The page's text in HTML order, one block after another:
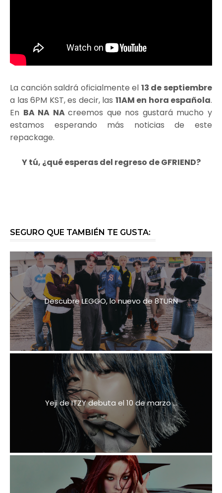
La canción saldrá oficialmente el 13 de septiembre
a las 6PM KST, es decir, las 11AM en hora española.
En BA NA NAcreemos que nos gustará mucho y
estamos esperando más noticias de este
repackage.
Y tú, ¿qué esperas del regreso de GFRIEND?
SEGURO QUE TAMBIÉN TE GUSTA:
Descubre LEGGO, lo nuevo de 8TURN
Yeji de ITZY debuta el 10 de marzo ...